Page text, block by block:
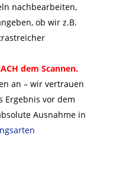
nachbearbeiten,
ob wir z.B.
dem Scannen.
an – wir vertrauen
Ergebnis vor dem
Ausnahme in